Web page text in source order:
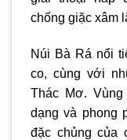
chống giặc xâm
Núi Bà Rá nổi
co, cùng với
Thác Mơ.
dạng và phong
đặc chủng của